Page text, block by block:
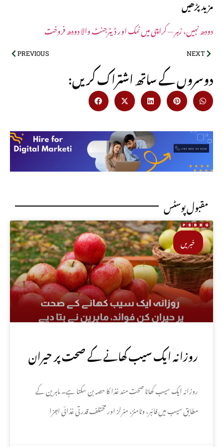
مزید پڑھیں
دودھ نہیں، زہر — کراچی میں نمک اور ڈیٹرجنٹ والا دودھ فروخت
PREVIOUS NEXT
:دوسروں کے ساتھ اشتراک کریں
مقبول پوسٹس
خبریں
روزانہ ایک سیب کھانے کے صحت پر حیران
کن فوائد، ماہرین نے بتا دیے
روزانہ ایک سیب کھانا صحت مند غذا کا حصہ بن سکتا ہے۔ ماہرین کے
مطابق سیب میں فائبر، وٹامنز، منرلز اور مختلف قدرتی غذائی اجزا